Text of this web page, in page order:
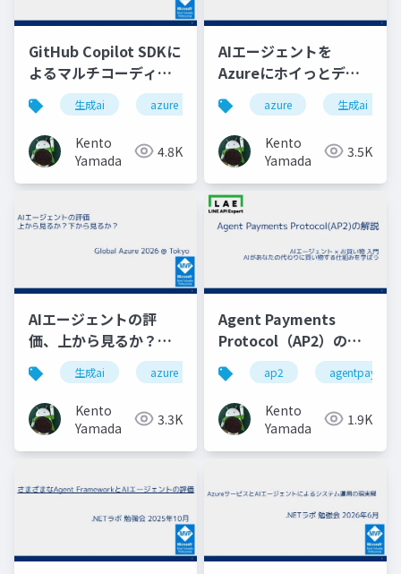
GitHub Copilot SDKに
よるマルチコーディン
グエージェントシステ
ムの開発
生成ai azure aiエージェント github
Kento
Yamada
4.8K
AIエージェントを
Azureにホイっとデリ
バリーできる
Microsoft Foundryの
魔法があることを君た
ちはまだ知らない
azure 生成ai
Kento
Yamada
3.5K
AIエージェントの評
価、上から見るか？下
から見るか？
生成ai azure aiエージェント評価
Kento
Yamada
3.3K
Agent Payments
Protocol（AP2）の解
説
ap2
Kento
Yamada
1.9K